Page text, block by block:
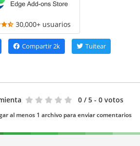
30,000+ usuarios
Compartir2k Tuitear
0 / 5 - 0 votos
al menos 1 archivo para enviar comentarios